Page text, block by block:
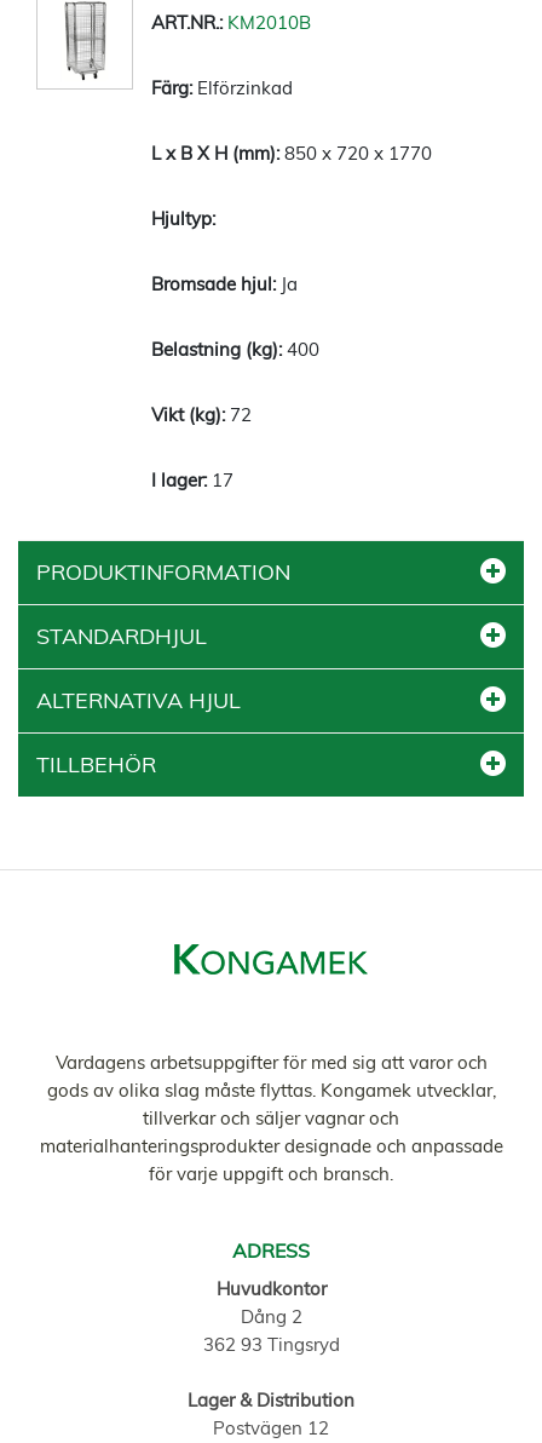
KM2010B
Elförzinkad
850 x 720 x 1770
Ja
400
72
17
PRODUKTINFORMATION
STANDARDHJUL
ALTERNATIVA HJUL
TILLBEHÖR
Vardagens arbetsuppgifter för med sig att varor och
gods av olika slag måste flyttas. Kongamek utvecklar,
tillverkar och säljer vagnar och
materialhanteringsprodukter designade och anpassade
för varje uppgift och bransch.
ADRESS
Huvudkontor
Dång 2
362 93 Tingsryd
Lager & Distribution
Postvägen 12